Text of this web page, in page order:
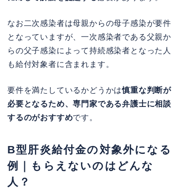
なお二次感染者は母親からの母子感染が要件
となっていますが、一次感染者である父親か
らの父子感染によって持続感染者となった人
も給付対象者に含まれます。
要件を満たしているかどうかは慎重な判断が
必要となるため、専門家である弁護士に相談
するのがおすすめです。
B型肝炎給付金の対象外になる
例｜もらえないのはどんな
人？